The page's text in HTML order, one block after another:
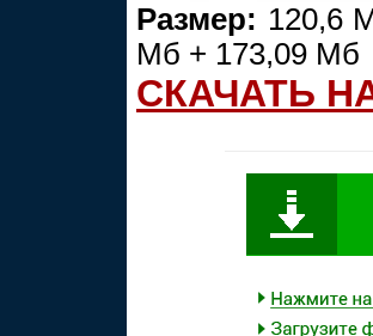
Размер: 120,6
Мб + 173,09 Мб
СКАЧАТЬ